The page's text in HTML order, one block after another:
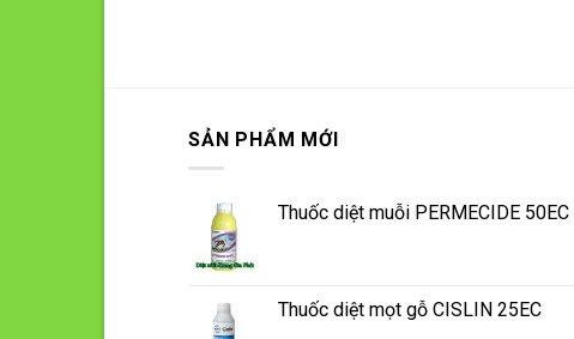
SẢN PHẨM MỚI
Thuốc diệt muỗi PERMECIDE 50EC
Thuốc diệt mọt gỗ CISLIN 25EC